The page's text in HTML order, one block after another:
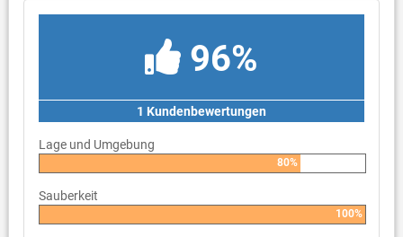
96%
1 Kundenbewertungen
Lage und Umgebung
80%
Sauberkeit
100%